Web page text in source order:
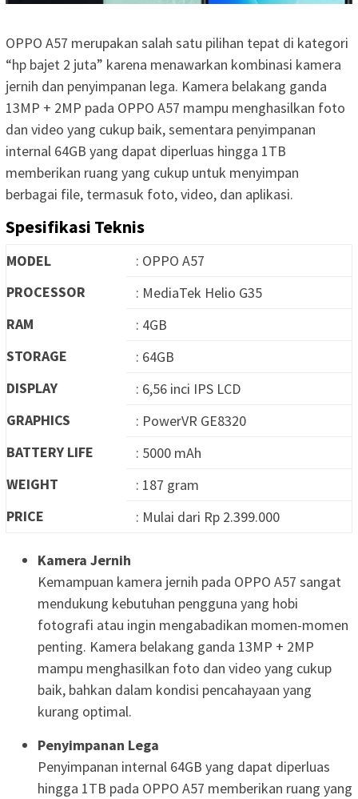
OPPO A57 merupakan salah satu pilihan tepat di kategori
“hp bajet 2 juta” karena menawarkan kombinasi kamera
jernih dan penyimpanan lega. Kamera belakang ganda
13MP + 2MP pada OPPO A57 mampu menghasilkan foto
dan video yang cukup baik, sementara penyimpanan
internal 64GB yang dapat diperluas hingga 1TB
memberikan ruang yang cukup untuk menyimpan
berbagai file, termasuk foto, video, dan aplikasi.
Spesifikasi Teknis
MODEL
: OPPO A57
PROCESSOR
: MediaTek Helio G35
RAM
: 4GB
STORAGE
: 64GB
DISPLAY
: 6,56 inci IPS LCD
GRAPHICS
: PowerVR GE8320
BATTERY LIFE
: 5000 mAh
WEIGHT
: 187 gram
PRICE
: Mulai dari Rp 2.399.000
Kamera Jernih
Kemampuan kamera jernih pada OPPO A57 sangat
mendukung kebutuhan pengguna yang hobi
fotografi atau ingin mengabadikan momen-momen
penting. Kamera belakang ganda 13MP + 2MP
mampu menghasilkan foto dan video yang cukup
baik, bahkan dalam kondisi pencahayaan yang
kurang optimal.
Penyimpanan Lega
Penyimpanan internal 64GB yang dapat diperluas
hingga 1TB pada OPPO A57 memberikan ruang yang